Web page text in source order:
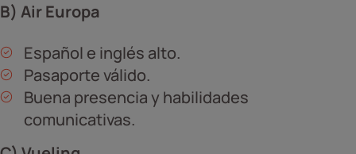
B) Air Europa
Español e inglés alto.
Pasaporte válido.
Buena presencia y habilidades
comunicativas.